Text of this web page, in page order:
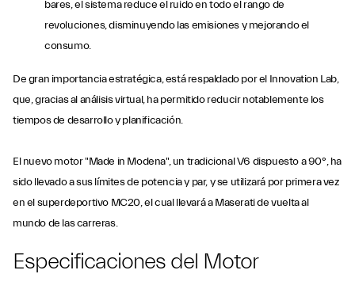
bares, el sistema reduce el ruido en todo el rango de
revoluciones, disminuyendo las emisiones y mejorando el
consumo.
De gran importancia estratégica, está respaldado por el Innovation Lab,
que, gracias al análisis virtual, ha permitido reducir notablemente los
tiempos de desarrollo y planificación.
El nuevo motor "Made in Modena", un tradicional V6 dispuesto a 90°, ha
sido llevado a sus límites de potencia y par, y se utilizará por primera vez
en el superdeportivo MC20, el cual llevará a Maserati de vuelta al
mundo de las carreras.
Especificaciones del Motor